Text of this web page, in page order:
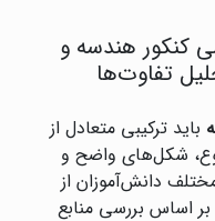
کنکور هندسه و
تفاوت‌ها
باید ترکیبی متعادل از
شکل‌های واضح و
دانش‌آموزان از
بر اساس بررسی منابع